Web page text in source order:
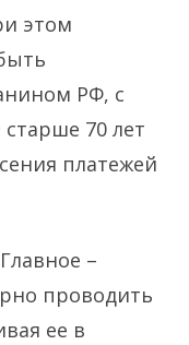
этом
РФ, с
70 лет
платежей
–
проводить
ее в